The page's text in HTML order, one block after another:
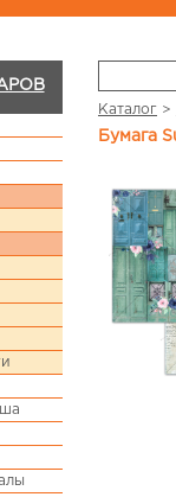
Каталог >
Бумага